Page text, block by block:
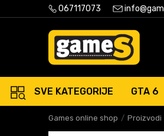
067117073
ISPORUKA PORUDŽBINA PREKO 50
SVE KATEGORIJE GTA 6
Games online shop Proizvodi